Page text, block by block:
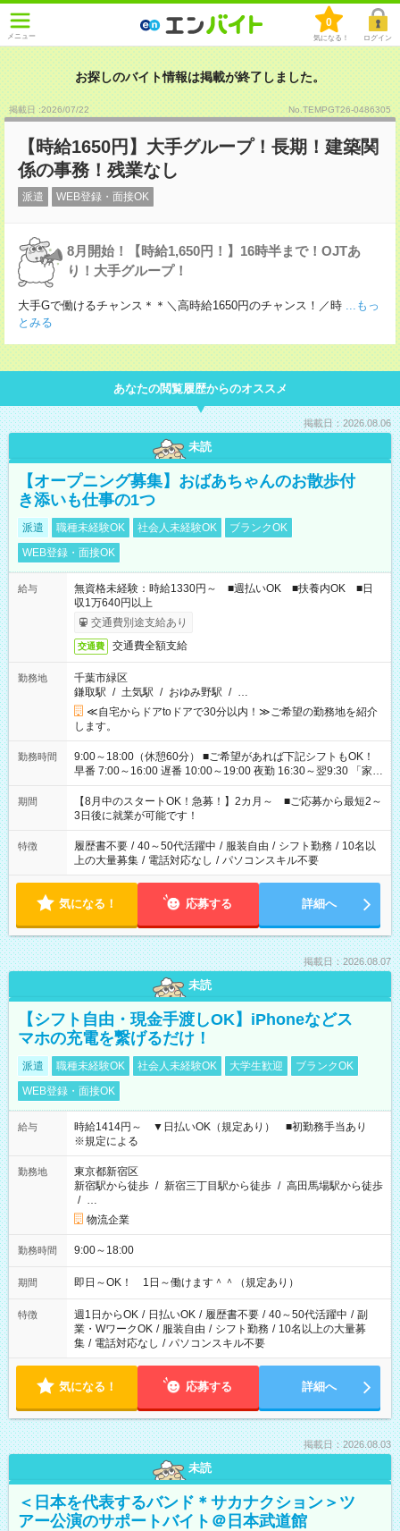
メニュー
0
気になる！ ログイン
お探しのバイト情報は掲載が終了しました。
掲載日 :2026/07/22 No.TEMPGT26-0486305
【時給1650円】大手グループ！長期！建築関
係の事務！残業なし
派遣 WEB登録・面接OK
8月開始！【時給1,650円！】16時半まで！OJTあ
り！大手グループ！
大手Gで働けるチャンス＊＊＼高時給1650円のチャンス！／時 ...もっ
とみる
あなたの閲覧履歴からのオススメ
掲載日：2026.08.06
未読
【オープニング募集】おばあちゃんのお散歩付
き添いも仕事の1つ
派遣 職種未経験OK 社会人未経験OK
ブランクOK
WEB登録・面接OK
給与
無資格未経験：時給1330円～ ■週払いOK ■扶養内OK ■日
収1万640円以上
交通費別途支給あり
交通費 交通費全額支給
勤務地
千葉市緑区
鎌取駅 / 土気駅 / おゆみ野駅 / …
≪自宅からドアtoドアで30分以内！≫ご希望の勤務地を紹介
します。
勤務時間
9:00～18:00（休憩60分） ■ご希望があれば下記シフトもOK！
早番 7:00～16:00 遅番 10:00～19:00 夜勤 16:30～翌9:30 「家族
と休みを合わせたい」 「余裕を持って夕飯の準備がしたい」
「できれば残業はしたくない」 など、ご希望を教えてください
ね。 ※Wワーク希望の方へ 今ご覧のお仕事で希望する勤務時間
と、もう1つのお仕事の勤務時間。 合計で週40時間を超える場
合は応募できません。
期間
【8月中のスタートOK！急募！】2カ月～ ■ご応募から最短2～
3日後に就業が可能です！
特徴 履歴書不要 / 40～50代活躍中 / 服装自由 / シフト勤務 / 10名以
上の大量募集 / 電話対応なし / パソコンスキル不要
気になる！ 応募する 詳細へ
掲載日：2026.08.07
未読
【シフト自由・現金手渡しOK】iPhoneなどス
マホの充電を繋げるだけ！
派遣 職種未経験OK 社会人未経験OK 大学生歓迎
ブランクOK
WEB登録・面接OK
給与
時給1414円～ ▼日払いOK（規定あり） ■初勤務手当あり
※規定による
勤務地
東京都新宿区
新宿駅から徒歩 / 新宿三丁目駅から徒歩 / 高田馬場駅から徒歩
/ …
物流企業
勤務時間 9:00～18:00
期間 即日～OK！ 1日～働けます＾＾（規定あり）
特徴 週1日からOK / 日払いOK / 履歴書不要 / 40～50代活躍中 / 副
業・WワークOK / 服装自由 / シフト勤務 / 10名以上の大量募
集 / 電話対応なし / パソコンスキル不要
気になる！ 応募する 詳細へ
掲載日：2026.08.03
未読
＜日本を代表するバンド＊サカナクション＞ツ
アー公演のサポートバイト＠日本武道館